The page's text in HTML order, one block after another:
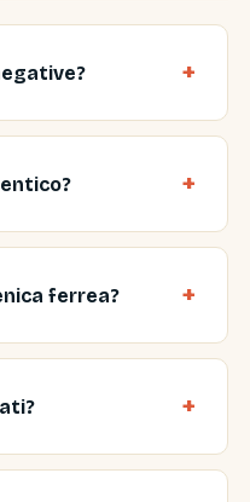
ferrea?